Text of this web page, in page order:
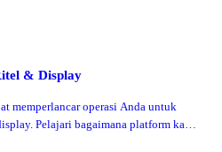
& Display
memperlancar operasi Anda untuk
Pelajari bagaimana platform kami